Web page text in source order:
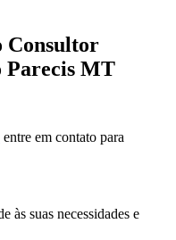
Consultor
Parecis MT
entre em contato para
às suas necessidades e